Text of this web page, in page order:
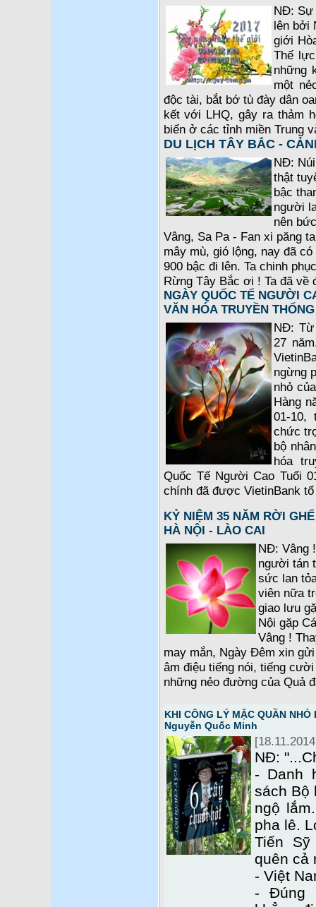
NĐ: Sự
lên bởi
giới
Thế
những
một
độc tài, bắt bớ tù đày dân
kết với LHQ, gây ra thảm
biển ở các tỉnh miền Trung
DU LỊCH TÂY BẮC -
NĐ:
thật
bậc
người
nên
Vâng, Sa Pa - Fan xi păng
mây mù, gió lộng, nay đã
900 bậc đi lên. Ta chinh
Rừng Tây Bắc ơi ! Ta đã về
NGÀY QUỐC TẾ NGƯỜI
VĂN HÓA TRUYỀN THỐNG
NĐ: Từ
27
ngừng
nhỏ
Hàng
01-10,
chức
bộ
hóa
Quốc Tế Người Cao Tuổi
chính đã được VietinBank
KỶ NIỆM 35 NĂM RỜI
HÀ NỘI - LÀO CAI
NĐ: Vâng
người tán
sức lan
viên nữa
giao lưu
Nội gặp
Vâng !
may mắn, Ngày Đêm xin
âm điệu tiếng nói, tiếng
những nẻo đường của Quả
KHI CÔNG LÝ MẶC QUẦN
Nguyễn Quốc Minh
NĐ:
- Danh
sách Bộ
ngộ
pha lê.
Tiến
quên cả
- Việt
- Đúng